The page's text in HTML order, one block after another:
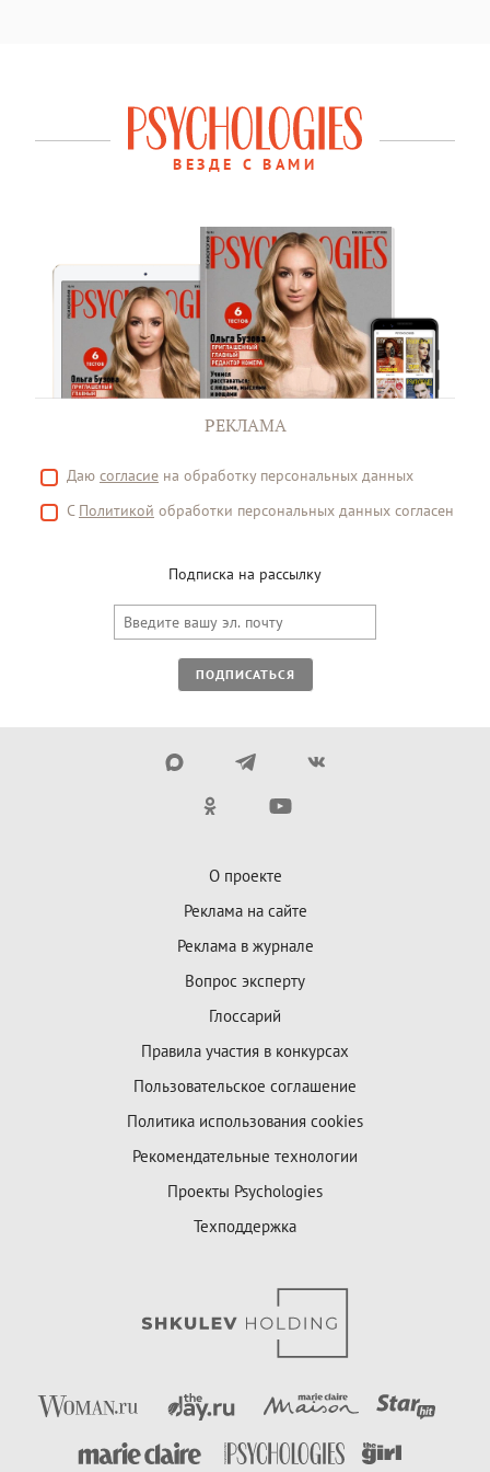
ВЕЗДЕ С ВАМИ
РЕКЛАМА
Даю согласие на обработку персональных данных
С Политикой обработки персональных данных согласен
Подписка на рассылку
ПОДПИСАТЬСЯ
О проекте
Реклама на сайте
Реклама в журнале
Вопрос эксперту
Глоссарий
Правила участия в конкурсах
Пользовательское соглашение
Политика использования cookies
Рекомендательные технологии
Проекты Psychologies
Техподдержка